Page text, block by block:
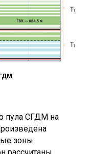
пула СГДМ на
зоны